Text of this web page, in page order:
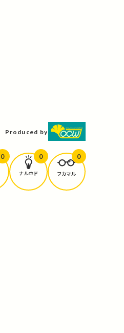
Produced by
0
ナルホド
0
フカマル
0